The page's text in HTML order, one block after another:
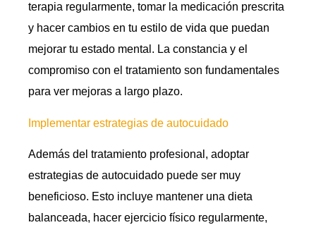
terapia regularmente, tomar la medicación prescrita
y hacer cambios en tu estilo de vida que puedan
mejorar tu estado mental. La constancia y el
compromiso con el tratamiento son fundamentales
para ver mejoras a largo plazo.
Implementar estrategias de autocuidado
Además del tratamiento profesional, adoptar
estrategias de autocuidado puede ser muy
beneficioso. Esto incluye mantener una dieta
balanceada, hacer ejercicio físico regularmente,